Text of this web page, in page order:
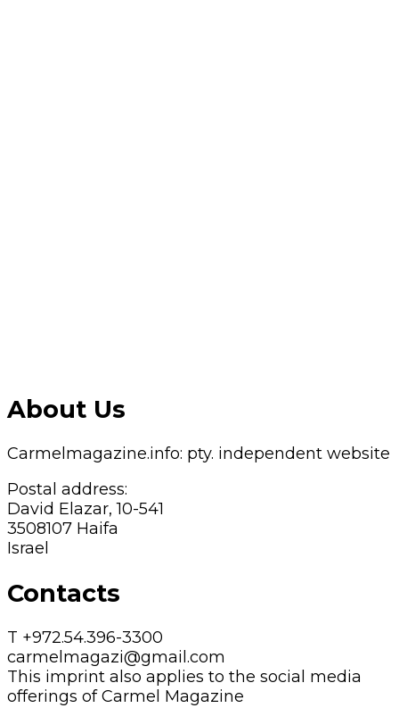
About Us
Carmelmagazine.info: pty. independent website
Postal address:
David Elazar, 10-541
3508107 Haifa
Israel
Contacts
T +972.54.396-3300
carmelmagazi@gmail.com
This imprint also applies to the social media
offerings of Carmel Magazine